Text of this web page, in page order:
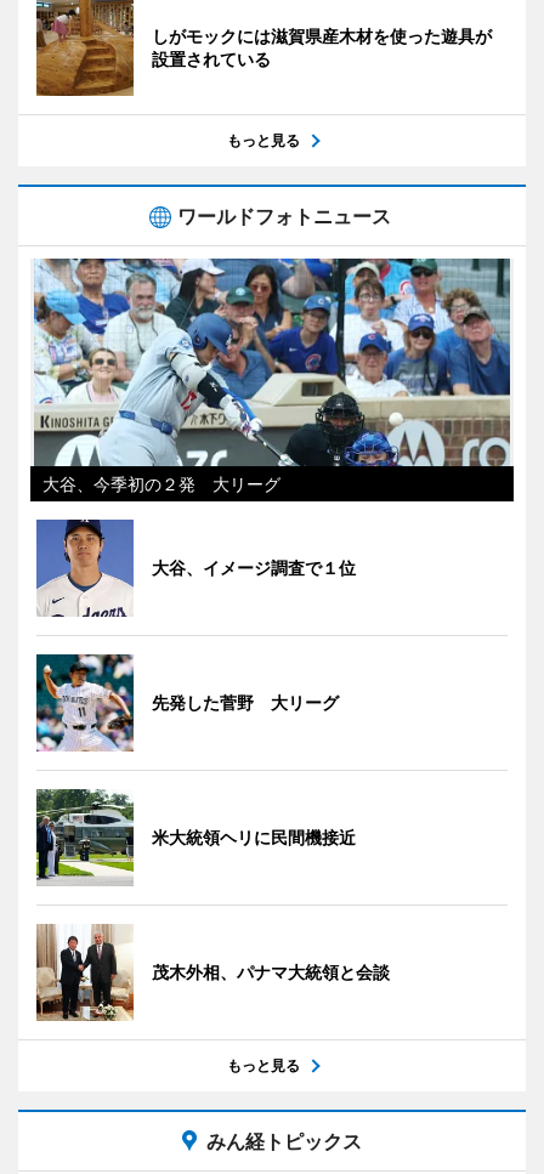
しがモックには滋賀県産木材を使った遊具が
設置されている
もっと見る
ワールドフォトニュース
大谷、今季初の２発 大リーグ
大谷、イメージ調査で１位
先発した菅野 大リーグ
米大統領ヘリに民間機接近
茂木外相、パナマ大統領と会談
もっと見る
みん経トピックス